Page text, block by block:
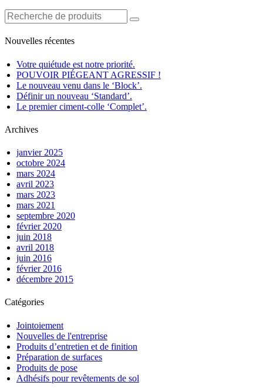
Nouvelles récentes
Votre quiétude est notre priorité.
POUVOIR PIÉGEANT AGRESSIF !
Le nouveau venu dans le ‘Block’.
Définir un nouveau ‘Standard’.
Le premier ciment-colle ‘Complet’.
Archives
janvier 2025
octobre 2024
mars 2024
avril 2023
mars 2023
mars 2021
septembre 2020
février 2020
juin 2018
avril 2018
juin 2016
février 2016
décembre 2015
Catégories
Jointoiement
Nouvelles de l'entreprise
Produits d’entretien et de finition
Préparation de surfaces
Produits de pose
Adhésifs pour revêtements de sol